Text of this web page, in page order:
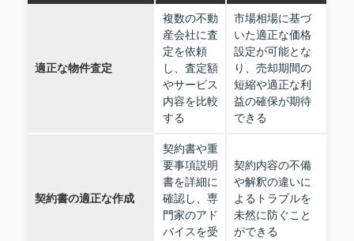
適正な物件査定
複数の不動
産会社に査
定を依頼
し、査定額
やサービス
内容を比較
する
市場相場に基づ
いた適正な価格
設定が可能とな
り、売却期間の
短縮や適正な利
益の確保が期待
できる
契約書の適正な作成
契約書や重
要事項説明
書を詳細に
確認し、専
門家のアド
バイスを受
契約内容の不備
や解釈の違いに
よるトラブルを
未然に防ぐこと
ができる